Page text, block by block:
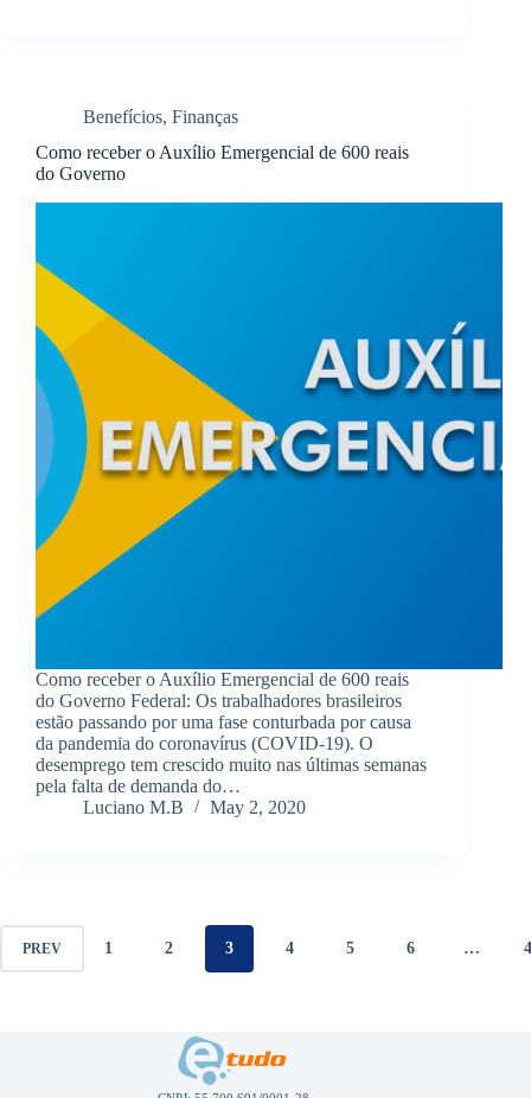
Benefícios, Finanças
Como receber o Auxílio Emergencial de 600 reais
do Governo
Como receber o Auxílio Emergencial de 600 reais
do Governo Federal: Os trabalhadores brasileiros
estão passando por uma fase conturbada por causa
da pandemia do coronavírus (COVID-19). O
desemprego tem crescido muito nas últimas semanas
pela falta de demanda do…
Luciano M.B
May 2, 2020
PREV 1 2 3 4 5 6 …